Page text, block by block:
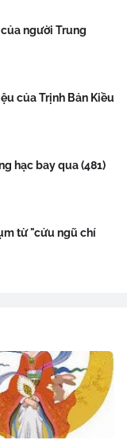
người Trung
của Trịnh Bản Kiều
hạc bay qua (481)
từ "cửu ngũ chí